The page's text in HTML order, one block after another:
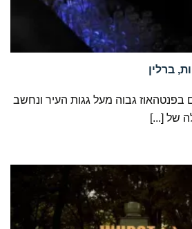
בפנטהאוז גבוה מעל גגות העיר ונחשב
של [...]